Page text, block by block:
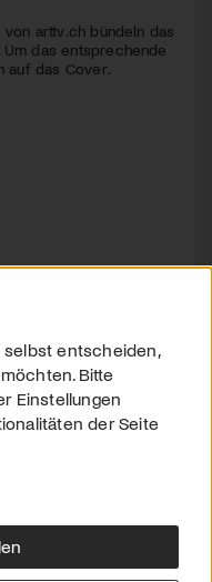
arttv.ch bündeln das
das entsprechende
auf das Cover.
entscheiden,
Bitte
Einstellungen
der Seite